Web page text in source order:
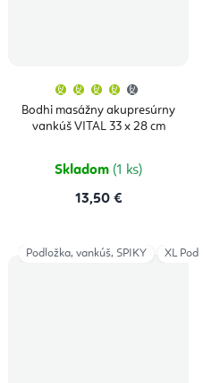
Bodhi masážny akupresúrny
vankúš VITAL 33 x 28 cm
produktu
je
4,0
Skladom (1 ks)
13,50 €
Podložka, vankúš, SPIKY XL